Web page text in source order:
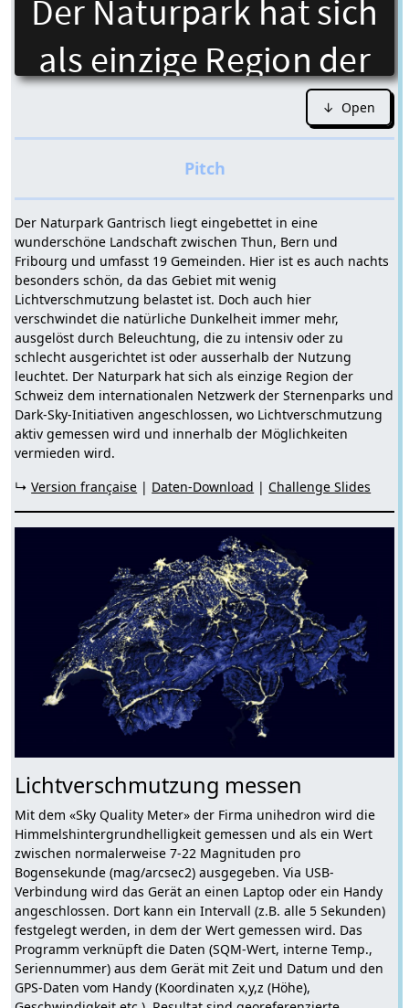
↓ Open
Der Naturpark Gantrisch liegt eingebettet in eine
wunderschöne Landschaft zwischen Thun, Bern und
Fribourg und umfasst 19 Gemeinden. Hier ist es auch nachts
besonders schön, da das Gebiet mit wenig
Lichtverschmutzung belastet ist. Doch auch hier
verschwindet die natürliche Dunkelheit immer mehr,
ausgelöst durch Beleuchtung, die zu intensiv oder zu
schlecht ausgerichtet ist oder ausserhalb der Nutzung
leuchtet. Der Naturpark hat sich als einzige Region der
Schweiz dem internationalen Netzwerk der Sternenparks und
Dark-Sky-Initiativen angeschlossen, wo Lichtverschmutzung
aktiv gemessen wird und innerhalb der Möglichkeiten
vermieden wird.
↳Version française | Daten-Download |Challenge Slides
Lichtverschmutzung messen
Mit dem «Sky Quality Meter» der Firma unihedron wird die
Himmelshintergrundhelligkeit gemessen und als ein Wert
zwischen normalerweise 7-22 Magnituden pro
Bogensekunde (mag/arcsec2) ausgegeben. Via USB-
Verbindung wird das Gerät an einen Laptop oder ein Handy
angeschlossen. Dort kann ein Intervall (z.B. alle 5 Sekunden)
festgelegt werden, in dem der Wert gemessen wird. Das
Programm verknüpft die Daten (SQM-Wert, interne Temp.,
Seriennummer) aus dem Gerät mit Zeit und Datum und den
GPS-Daten vom Handy (Koordinaten x,y,z (Höhe),